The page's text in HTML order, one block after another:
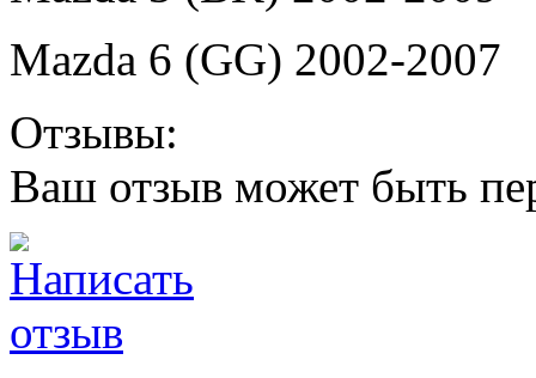
Mazda 6 (GG) 2002-2007
Отзывы:
Ваш отзыв может быть